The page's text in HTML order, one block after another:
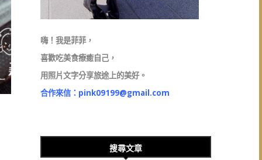
嗨！我是菲菲，
喜歡吃美食療癒自己，
用照片文字分享旅途上的美好。
合作來信： pink09199@gmail.com
搜尋文章